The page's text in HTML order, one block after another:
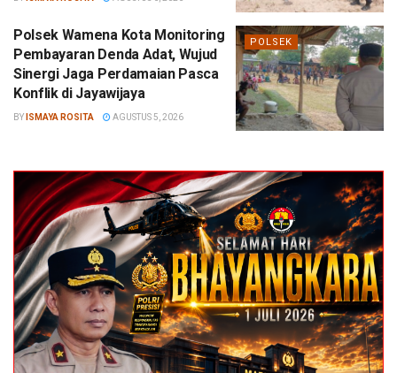
POLSEK
Polsek Wamena Kota Monitoring
Pembayaran Denda Adat, Wujud
Sinergi Jaga Perdamaian Pasca
Konflik di Jayawijaya
BY ISMAYA ROSITA AGUSTUS 5, 2026